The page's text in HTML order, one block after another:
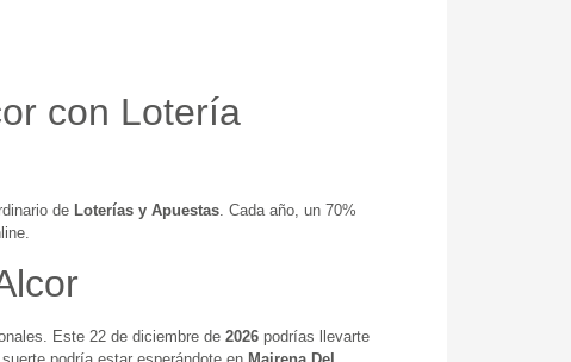
con Lotería
de Loterías y Apuestas . Cada año, un 70%
Este 22 de diciembre de 2026 podrías llevarte